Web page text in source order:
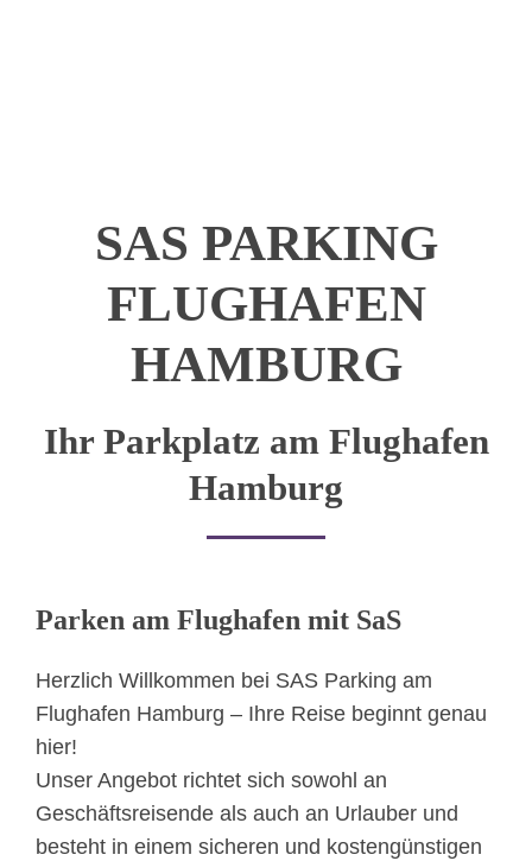
SAS PARKING
FLUGHAFEN
HAMBURG
Ihr Parkplatz am Flughafen
Hamburg
Parken am Flughafen mit SaS ​
Herzlich Willkommen bei SAS Parking am
Flughafen Hamburg – Ihre Reise beginnt genau
hier!
Unser Angebot richtet sich sowohl an
Geschäftsreisende als auch an Urlauber und
besteht in einem sicheren und kostengünstigen